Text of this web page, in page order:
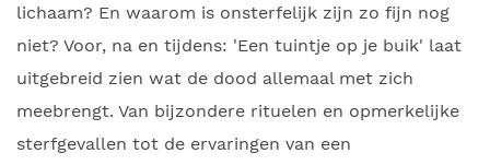
lichaam? En waarom is onsterfelijk zijn zo fijn nog
niet? Voor, na en tijdens: 'Een tuintje op je buik' laat
uitgebreid zien wat de dood allemaal met zich
meebrengt. Van bijzondere rituelen en opmerkelijke
sterfgevallen tot de ervaringen van een